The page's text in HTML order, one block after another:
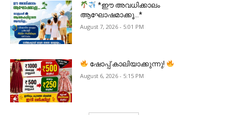
*ഈ അവധിക്കാലം
ആഘോഷമാക്കൂ…*
August 7, 2026 - 5:01 PM
ഷോപ്പ് കാലിയാക്കുന്നു!
August 6, 2026 - 5:15 PM